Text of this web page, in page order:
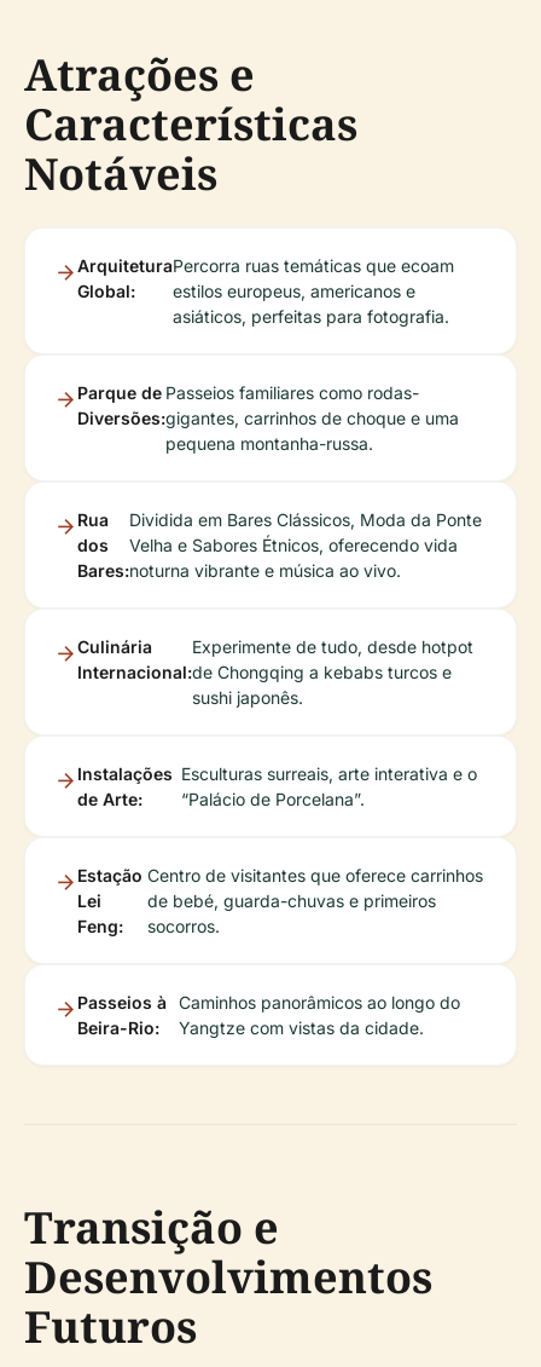
Atrações e
Características
Notáveis
Arquitetura
Global:
Percorra ruas temáticas que ecoam
estilos europeus, americanos e
asiáticos, perfeitas para fotografia.
Parque de
Diversões:
Passeios familiares como rodas-
gigantes, carrinhos de choque e uma
pequena montanha-russa.
Rua
dos
Bares:
Dividida em Bares Clássicos, Moda da Ponte
Velha e Sabores Étnicos, oferecendo vida
noturna vibrante e música ao vivo.
Culinária
Internacional:
Experimente de tudo, desde hotpot
de Chongqing a kebabs turcos e
sushi japonês.
Instalações
de Arte:
Esculturas surreais, arte interativa e o
“Palácio de Porcelana”.
Estação
Lei
Feng:
Centro de visitantes que oferece carrinhos
de bebé, guarda-chuvas e primeiros
socorros.
Passeios à
Beira-Rio:
Caminhos panorâmicos ao longo do
Yangtze com vistas da cidade.
Transição e
Desenvolvimentos
Futuros